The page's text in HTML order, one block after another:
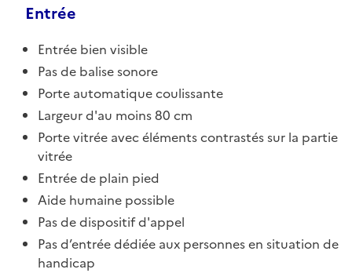
Entrée
Entrée bien visible
Pas de balise sonore
Porte automatique coulissante
Largeur d'au moins 80 cm
Porte vitrée avec éléments contrastés sur la partie
vitrée
Entrée de plain pied
Aide humaine possible
Pas de dispositif d'appel
Pas d’entrée dédiée aux personnes en situation de
handicap